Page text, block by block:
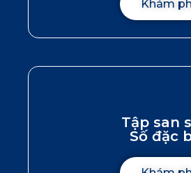
Khám
Tập san
Số đặc